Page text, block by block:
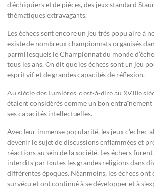
d’échiquiers et de pièces, des jeux standard
thématiques extravagants.
Les échecs sont encore un jeu très populaire à
existe de nombreux championnats organisés
parmi lesquels le Championnat du monde
tous les ans. On dit que les échecs sont un jeu
esprit vif et de grandes capacités de réflexion.
Au siècle des Lumières, c’est-à-dire au XVIIIe
étaient considérés comme un bon
ses capacités intellectuelles.
Avec leur immense popularité, les jeux d’echec
devenir le sujet de discussions enflammées et
réactions au sein de la société. Les échecs
interdits par toutes les grandes religions dans
différentes époques. Néanmoins, les échecs ont
survécu et ont continué à se développer et à